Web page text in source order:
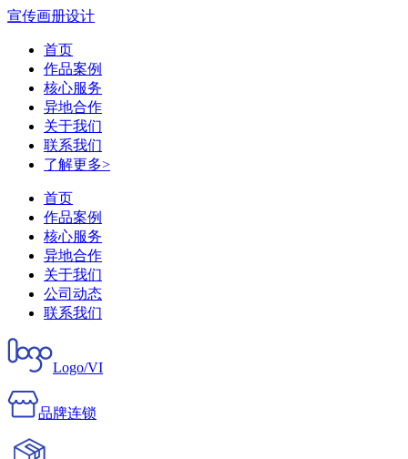
宣传画册设计
首页
作品案例
核心服务
异地合作
关于我们
联系我们
了解更多>
首页
作品案例
核心服务
异地合作
关于我们
公司动态
联系我们
Logo/VI
品牌连锁